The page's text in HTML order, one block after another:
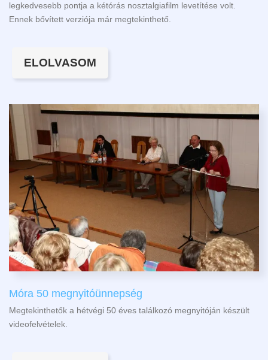
legkedvesebb pontja a kétórás nosztalgiafilm levetítése volt.
Ennek bővített verziója már megtekinthető.
ELOLVASOM
Móra 50 megnyitóünnepség
Megtekinthetők a hétvégi 50 éves találkozó megnyitóján készült
videofelvételek.